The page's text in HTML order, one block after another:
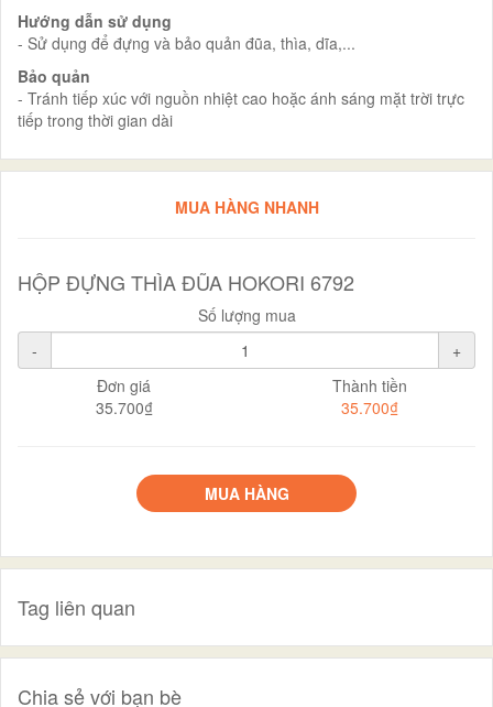
Hướng dẫn sử dụng
- Sử dụng để đựng và bảo quản đũa, thìa, dĩa,...
Bảo quản
- Tránh tiếp xúc với nguồn nhiệt cao hoặc ánh sáng mặt trời trực
tiếp trong thời gian dài
MUA HÀNG NHANH
HỘP ĐỰNG THÌA ĐŨA HOKORI 6792
Số lượng mua
-
+
Đơn giá
35.700₫
Thành tiền
35.700₫
MUA HÀNG
Tag liên quan
Chia sẻ với bạn bè